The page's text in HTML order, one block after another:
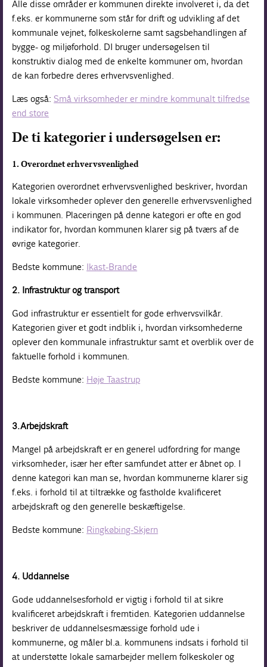
Alle disse områder er kommunen direkte involveret i, da det
f.eks. er kommunerne som står for drift og udvikling af det
kommunale vejnet, folkeskolerne samt sagsbehandlingen af
bygge- og miljøforhold. DI bruger undersøgelsen til
konstruktiv dialog med de enkelte kommuner om, hvordan
de kan forbedre deres erhvervsvenlighed.
Læs også:Små virksomheder er mindre kommunalt tilfredse
end store
De ti kategorier i undersøgelsen er:
1.Overordnet erhvervsvenlighed
Kategorien overordnet erhvervsvenlighed beskriver, hvordan
lokale virksomheder oplever den generelle erhvervsvenlighed
i kommunen. Placeringen på denne kategori er ofte en god
indikator for, hvordan kommunen klarer sig på tværs af de
øvrige kategorier.
Bedste kommune: Ikast-Brande
2. Infrastruktur og transport
God infrastruktur er essentielt for gode erhvervsvilkår.
Kategorien giver et godt indblik i, hvordan virksomhederne
oplever den kommunale infrastruktur samt et overblik over de
faktuelle forhold i kommunen.
Bedste kommune: Høje Taastrup
3.Arbejdskraft
Mangel på arbejdskraft er en generel udfordring for mange
virksomheder, især her efter samfundet atter er åbnet op. I
denne kategori kan man se, hvordan kommunerne klarer sig
f.eks. i forhold til at tiltrække og fastholde kvalificeret
arbejdskraft og den generelle beskæftigelse.
Bedste kommune: Ringkøbing-Skjern
4. Uddannelse
Gode uddannelsesforhold er vigtig i forhold til at sikre
kvalificeret arbejdskraft i fremtiden. Kategorien uddannelse
beskriver de uddannelsesmæssige forhold ude i
kommunerne, og måler bl.a. kommunens indsats i forhold til
at understøtte lokale samarbejder mellem folkeskoler og